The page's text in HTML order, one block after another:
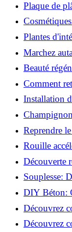
Plaque de
à les coller
transformer
Plantes
meilleures
Marchez
pourquoi
Beauté
Comment
de blessure:
Installation
essentielles à
pouvoirs
Reprendre
meilleures
Rouille
la corrosion
Découverte
régénération
Souplesse:
votre
DIY Béton:
tendance!
Découvrez
Astuces et
Découvrez